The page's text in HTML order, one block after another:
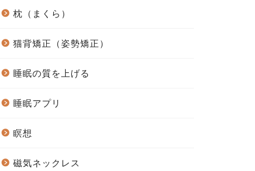
枕（まくら）
猫背矯正（姿勢矯正）
睡眠の質を上げる
睡眠アプリ
瞑想
磁気ネックレス